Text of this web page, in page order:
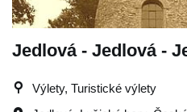
Jedlová - Jedlová -
Výlety, Turistické výlety